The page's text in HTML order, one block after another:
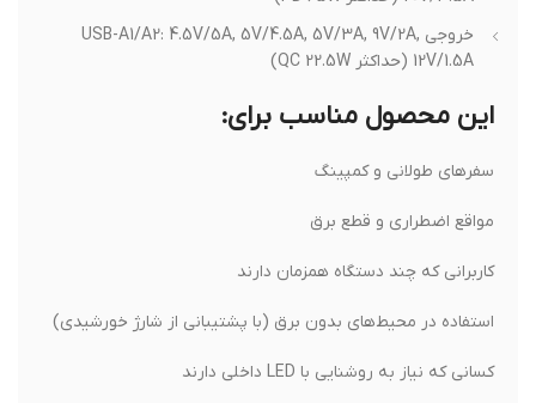
خروجی USB-A1/A2: 4.5V/5A, 5V/4.5A, 5V/3A, 9V/2A,
12V/1.5A (حداکثر QC 22.5W)
این محصول مناسب برای:
سفرهای طولانی و کمپینگ
مواقع اضطراری و قطع برق
کاربرانی که چند دستگاه همزمان دارند
استفاده در محیط‌های بدون برق (با پشتیبانی از شارژ خورشیدی)
کسانی که نیاز به روشنایی با LED داخلی دارند